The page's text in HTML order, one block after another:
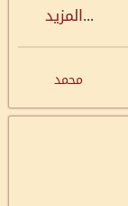
...المزيد
محمد